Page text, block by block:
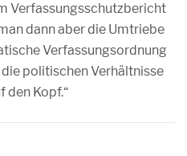
Verfassungsschutzbericht
dann aber die Umtriebe
Verfassungsordnung
politischen Verhältnisse
den Kopf.“